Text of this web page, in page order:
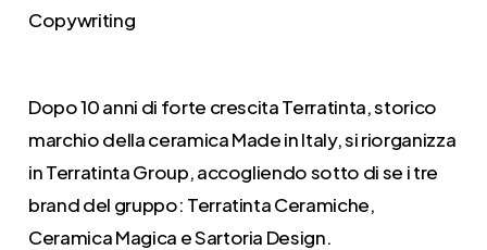
Copywriting
Dopo 10 anni di forte crescita Terratinta, storico
marchio della ceramica Made in Italy, si riorganizza
in Terratinta Group, accogliendo sotto di se i tre
brand del gruppo: Terratinta Ceramiche,
Ceramica Magica e Sartoria Design.